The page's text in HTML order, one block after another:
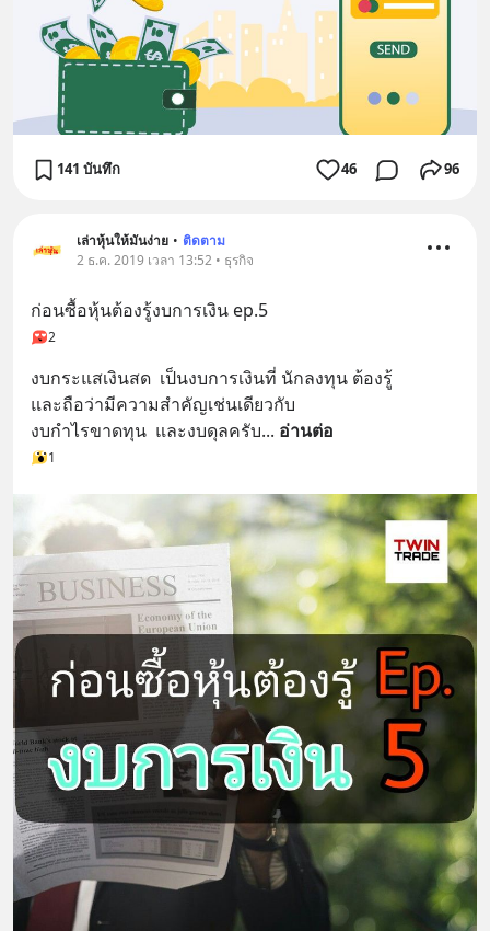
141 บันทึก 46 96
เล่าหุ้นให้มันง่าย • ติดตาม
2 ธ.ค. 2019 เวลา 13:52 • ธุรกิจ
ก่อนซื้อหุ้นต้องรู้งบการเงิน ep.5
2
งบกระแสเงินสด  เป็นงบการเงินที่ นักลงทุน ต้องรู้
และถือว่ามีความสำคัญเช่นเดียวกับ
งบกำไรขาดทุน  และงบดุลครับ... อ่านต่อ
1